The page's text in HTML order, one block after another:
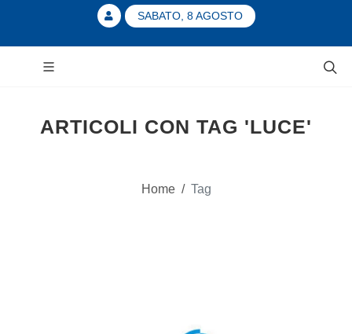
SABATO, 8 AGOSTO
ARTICOLI CON TAG 'LUCE'
Home / Tag